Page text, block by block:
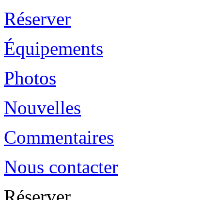
Réserver
Équipements
Photos
Nouvelles
Commentaires
Nous contacter